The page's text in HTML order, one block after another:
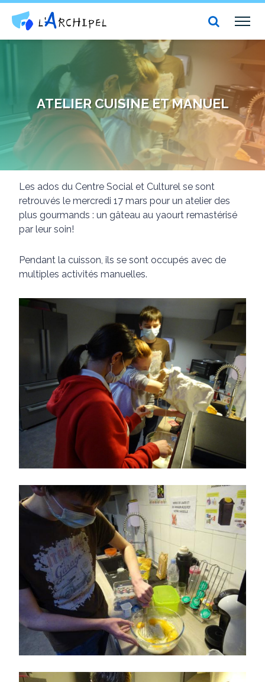
Centre social et culturel l'Archipel
ATELIER CUISINE ET MANUEL
Les ados du Centre Social et Culturel se sont
retrouvés le mercredi 17 mars pour un atelier des
plus gourmands : un gâteau au yaourt remastérisé
par leur soin!
Pendant la cuisson, ils se sont occupés avec de
multiples activités manuelles.